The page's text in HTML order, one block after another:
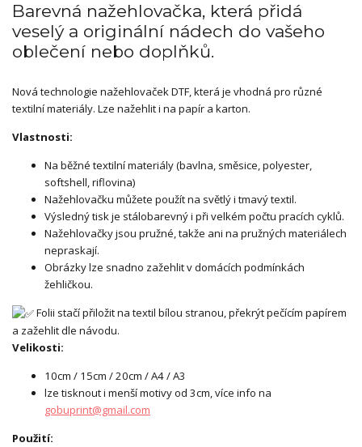
Barevná nažehlovačka, která přidá
veselý a originální nádech do vašeho
oblečení nebo doplňků.
Nová technologie nažehlovaček DTF, která je vhodná pro různé
textilní materiály. Lze nažehlit i na papír a karton.
Vlastnosti:
Na běžné textilní materiály (bavlna, směsice, polyester,
softshell, riflovina)
Nažehlovačku můžete použít na světlý i tmavý textil.
Výsledný tisk je stálobarevný i při velkém počtu pracích cyklů.
Nažehlovačky jsou pružné, takže ani na pružných materiálech
nepraskají.
Obrázky lze snadno zažehlit v domácích podmínkách
žehličkou.
Folii stačí přiložit na textil bílou stranou, překrýt pečícím papírem
a zažehlit dle návodu.
Velikosti:
10cm / 15cm / 20cm / A4 / A3
lze tisknout i menší motivy od 3cm, více info na
gobuprint@gmail.com
Použití: